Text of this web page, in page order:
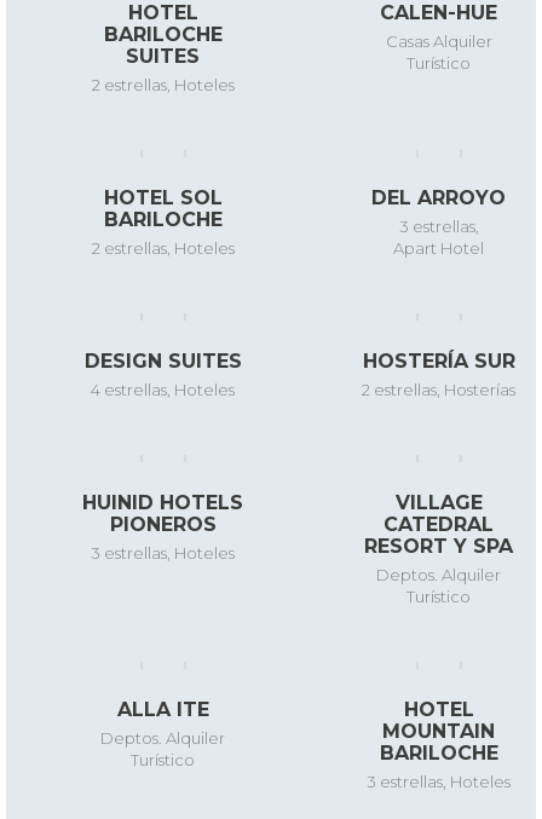
HOTEL
BARILOCHE
SUITES
2 estrellas, Hoteles
CALEN-HUE
Casas Alquiler
Turístico
HOTEL SOL
BARILOCHE
2 estrellas, Hoteles
DEL ARROYO
3 estrellas,
Apart Hotel
DESIGN SUITES
4 estrellas Hoteles
HOSTERÍA SUR
2 estrellas Hosterías
HUINID HOTELS
PIONEROS
3 estrellas Hoteles
VILLAGE
CATEDRAL
RESORT Y SPA
Deptos. Alquiler
Turístico
ALLA ITE
Deptos. Alquiler
Turístico
HOTEL
MOUNTAIN
BARILOCHE
3 estrellas Hoteles